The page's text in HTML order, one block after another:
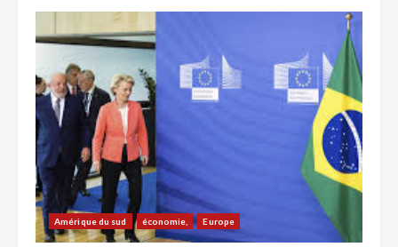
Amérique du sud économie, Europe